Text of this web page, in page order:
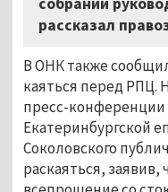
рассказал
В ОНК также
каяться перед РПЦ.
пресс-
Екатеринбургской
Соколовского
раскаяться, заявив,